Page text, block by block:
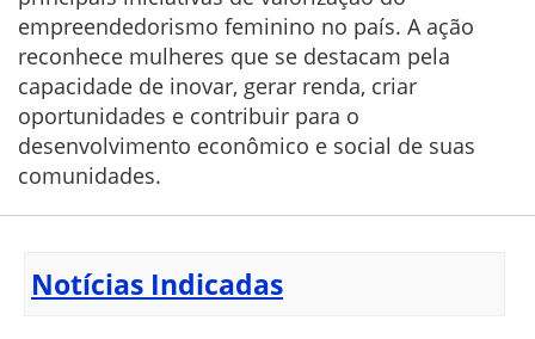
empreendedorismo feminino no país. A ação
reconhece mulheres que se destacam pela
capacidade de inovar, gerar renda, criar
oportunidades e contribuir para o
desenvolvimento econômico e social de suas
comunidades.
Notícias Indicadas